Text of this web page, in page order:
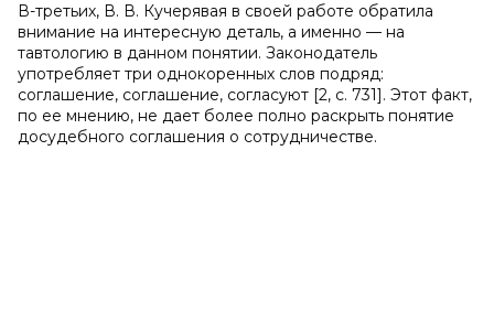
В-третьих, В. В. Кучерявая в своей работе обратила
внимание на интересную деталь, а именно — на
тавтологию в данном понятии. Законодатель
употребляет три однокоренных слов подряд:
соглашение, соглашение, согласуют [2, c. 731]. Этот факт,
по ее мнению, не дает более полно раскрыть понятие
досудебного соглашения о сотрудничестве.